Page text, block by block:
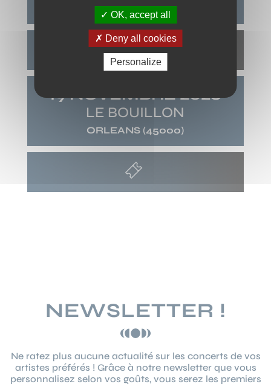
MASSY(91)
19 NOVEMBRE 2026
LE BOUILLON
ORLEANS (45000)
NEWSLETTER !
Ne ratez plus aucune actualité sur les concerts de vos
artistes préférés ! Grâce à notre newsletter que vous
personnalisez selon vos goûts, vous serez les premiers
OK, accept all
Deny all cookies
Personalize